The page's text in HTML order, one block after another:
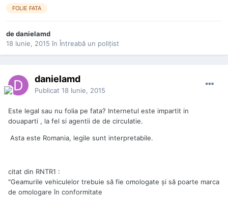
FOLIE FATA
dedanielamd
18 Iunie, 2015 în Întreabă un poliţist
danielamd
Publicat 18 Iunie, 2015
Este legal sau nu folia pe fata? Internetul este impartit in
douaparti , la fel si agentii de de circulatie.
Asta este Romania, legile sunt interpretabile.
citat din RNTR1 :
"Geamurile vehiculelor trebuie să fie omologate şi să poarte marca
de omologare în conformitate